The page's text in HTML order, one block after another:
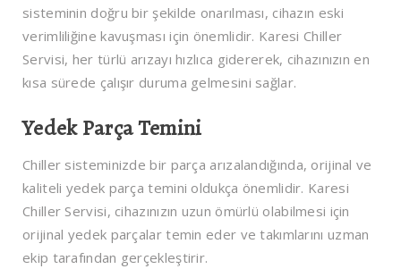
sisteminin doğru bir şekilde onarılması, cihazın eski
verimliliğine kavuşması için önemlidir. Karesi Chiller
Servisi, her türlü arızayı hızlıca gidererek, cihazınızın en
kısa sürede çalışır duruma gelmesini sağlar.
Yedek Parça Temini
Chiller sisteminizde bir parça arızalandığında, orijinal ve
kaliteli yedek parça temini oldukça önemlidir. Karesi
Chiller Servisi, cihazınızın uzun ömürlü olabilmesi için
orijinal yedek parçalar temin eder ve takımlarını uzman
ekip tarafından gerçekleştirir.